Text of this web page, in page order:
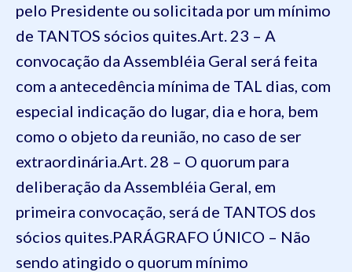
pelo Presidente ou solicitada por um mínimo
de TANTOS sócios quites.Art. 23 – A
convocação da Assembléia Geral será feita
com a antecedência mínima de TAL dias, com
especial indicação do lugar, dia e hora, bem
como o objeto da reunião, no caso de ser
extraordinária.Art. 28 – O quorum para
deliberação da Assembléia Geral, em
primeira convocação, será de TANTOS dos
sócios quites.PARÁGRAFO ÚNICO – Não
sendo atingido o quorum mínimo